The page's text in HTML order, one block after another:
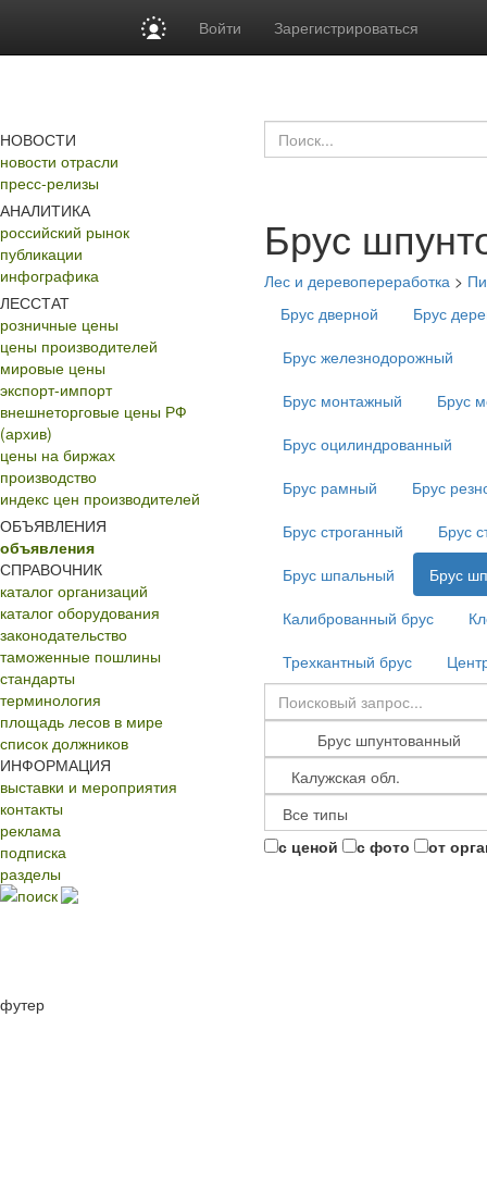
Войти Зарегистрироваться
НОВОСТИ
новости отрасли
пресс-релизы
АНАЛИТИКА
российский рынок
публикации
инфографика
ЛЕССТАТ
розничные цены
цены производителей
мировые цены
экспорт-импорт
внешнеторговые цены РФ
(архив)
цены на биржах
производство
индекс цен производителей
ОБЪЯВЛЕНИЯ
объявления
СПРАВОЧНИК
каталог организаций
каталог оборудования
законодательство
таможенные пошлины
стандарты
терминология
площадь лесов в мире
список должников
ИНФОРМАЦИЯ
выставки и мероприятия
контакты
реклама
подписка
разделы
поиск
Брус
Лес и деревопереработка >
Брус дверной
Брус
Брус железнодорожный
Брус монтажный
Брус
Брус оцилиндрованный
Брус рамный
Брус
Брус строганный
Брус
Брус шпальный
Брус
Калиброванный брус
Трехкантный брус
с ценой с фото от
футер